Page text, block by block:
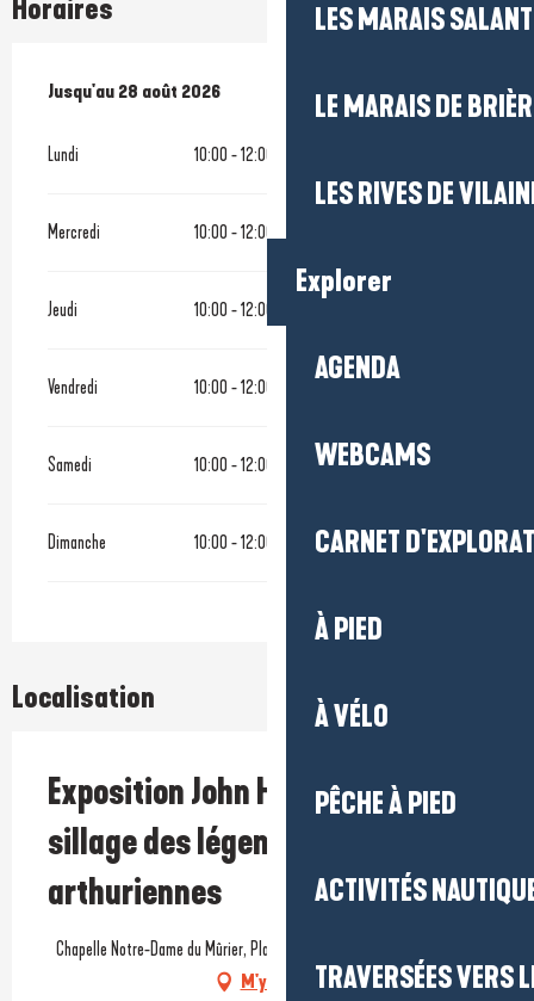
LES MARAIS
LE MARAIS DE
LES RIVES DE
Explorer
AGENDA
WEBCAMS
CARNET
À PIED
À VÉLO
PÊCHE À PIED
ACTIVITÉS
TRAVERSÉES VERS
Horaires
Du20 juin 2026au28 août 2026
Jusqu'au 28 août 2026
Lundi 10:00 - 12:00
Mercredi 10:00 - 12:00
Jeudi 10:00 - 12:00
Vendredi 10:00 - 12:00
Samedi 10:00 - 12:00
Dimanche 10:00 - 12:00
Localisation
Exposition John Howe - Dans le
sillage des légendes
arthuriennes
Chapelle Notre-Dame du Mûrier, Place du Murier, 44740 Batz-sur-Mer
M'y rendre